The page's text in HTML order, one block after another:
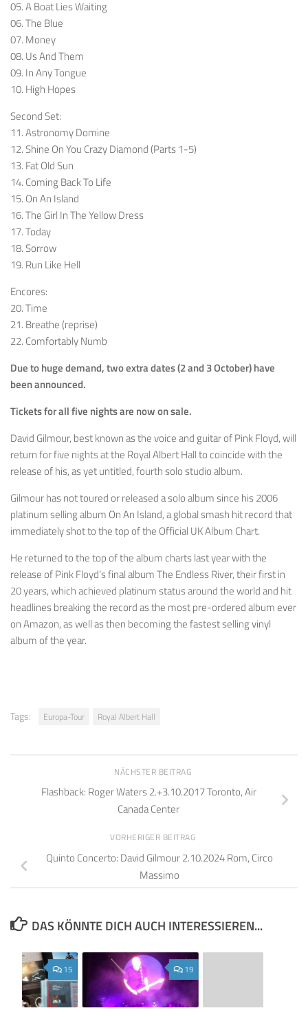
05. A Boat Lies Waiting
06. The Blue
07. Money
08. Us And Them
09. In Any Tongue
10. High Hopes
Second Set:
11. Astronomy Domine
12. Shine On You Crazy Diamond (Parts 1-5)
13. Fat Old Sun
14. Coming Back To Life
15. On An Island
16. The Girl In The Yellow Dress
17. Today
18. Sorrow
19. Run Like Hell
Encores:
20. Time
21. Breathe (reprise)
22. Comfortably Numb
Due to huge demand, two extra dates (2 and 3 October) have
been announced.
Tickets for all five nights are now on sale.
David Gilmour, best known as the voice and guitar of Pink Floyd, will
return for five nights at the Royal Albert Hall to coincide with the
release of his, as yet untitled, fourth solo studio album.
Gilmour has not toured or released a solo album since his 2006
platinum selling album On An Island, a global smash hit record that
immediately shot to the top of the Official UK Album Chart.
He returned to the top of the album charts last year with the
release of Pink Floyd’s final album The Endless River, their first in
20 years, which achieved platinum status around the world and hit
headlines breaking the record as the most pre-ordered album ever
on Amazon, as well as then becoming the fastest selling vinyl
album of the year.
Tags: Europa-Tour Royal Albert Hall
NÄCHSTER BEITRAG
Flashback: Roger Waters 2.+3.10.2017 Toronto, Air
Canada Center
VORHERIGER BEITRAG
Quinto Concerto: David Gilmour 2.10.2024 Rom, Circo
Massimo
DAS KÖNNTE DICH AUCH INTERESSIEREN...
19
15